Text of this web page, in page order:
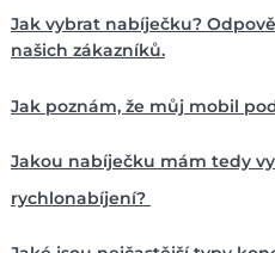
Jak vybrat nabíječku?
našich zákazníků.
Jak poznám, že můj mobil
Jakou nabíječku mám tedy
rychlonabíjení?